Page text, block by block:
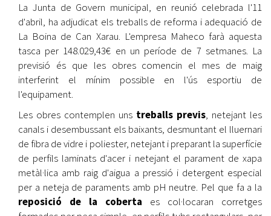
La Junta de Govern municipal, en reunió celebrada l'11
d'abril, ha adjudicat els treballs de reforma i adequació de
La Boina de Can Xarau. L'empresa Maheco farà aquesta
tasca per 148.029,43€ en un període de 7 setmanes. La
previsió és que les obres comencin el mes de maig
interferint el mínim possible en l'ús esportiu de
l'equipament.
Les obres contemplen uns treballs previs, netejant les
canals i desembussant els baixants, desmuntant el lluernari
de fibra de vidre i poliester, netejant i preparant la superfície
de perfils laminats d'acer i netejant el parament de xapa
metàl·lica amb raig d'aigua a pressió i detergent especial
per a neteja de paraments amb pH neutre. Pel que fa a la
reposició de la coberta es col·locaran corretges